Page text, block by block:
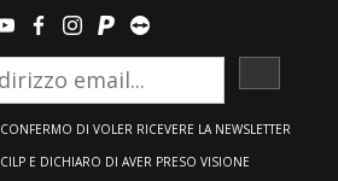
youtubefacebook
instagram
paypalteamviewer
CONFERMO DI VOLER RICEVERE LA NEWSLETTER
CILP E DICHIARO DI AVER PRESO VISIONE